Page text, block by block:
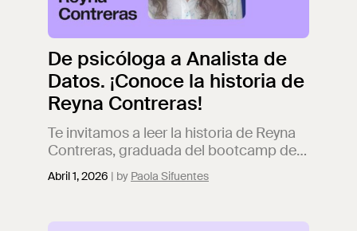
De psicóloga a Analista de
Datos. ¡Conoce la historia de
Reyna Contreras!
Te invitamos a leer la historia de Reyna
Contreras, graduada del bootcamp de
Análisis de Datos. Psicóloga que
actualmente aplica sus conocimientos
Abril 1, 2026 Paola Sifuentes